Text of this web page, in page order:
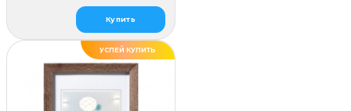
Купить
УСПЕЙ КУПИТЬ